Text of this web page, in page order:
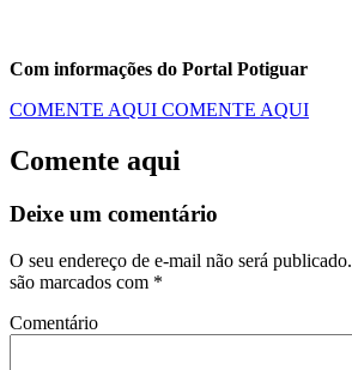
Com informações do Portal Potiguar
COMENTE AQUI COMENTE AQUI
Comente aqui
Deixe um comentário
O seu endereço de e-mail não será publicado.
são marcados com *
Comentário